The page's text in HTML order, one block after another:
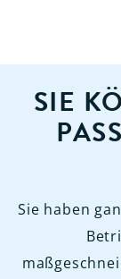
SIE
Sie haben